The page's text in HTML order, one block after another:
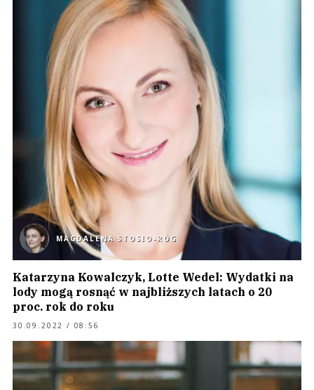
MAGDALENA STOSIO-RÓG
Katarzyna Kowalczyk, Lotte Wedel: Wydatki na
lody mogą rosnąć w najbliższych latach o 20
proc. rok do roku
30.09.2022 / 08:56